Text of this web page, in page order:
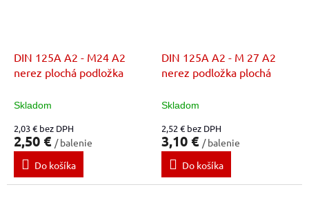
DIN 125A A2 - M24 A2
nerez plochá podložka
Skladom
2,03 € bez DPH
2,50 € / balenie
Do košíka
DIN 125A A2 - M 27 A2
nerez podložka plochá
Skladom
2,52 € bez DPH
3,10 € / balenie
Do košíka